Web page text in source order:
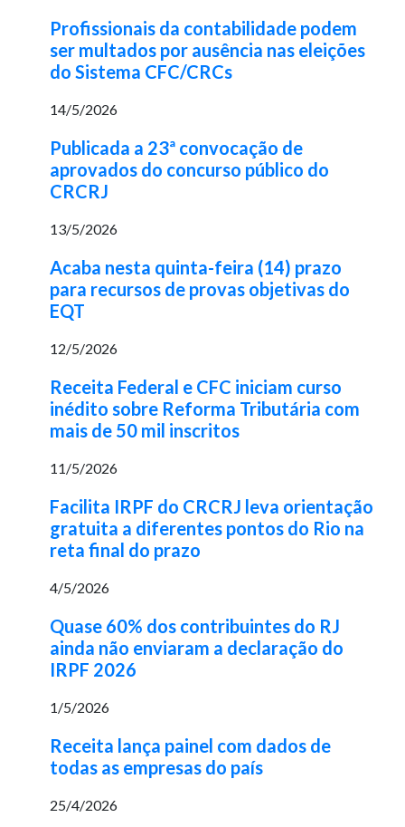
Profissionais da contabilidade podem
ser multados por ausência nas eleições
do Sistema CFC/CRCs
14/5/2026
Publicada a 23ª convocação de
aprovados do concurso público do
CRCRJ
13/5/2026
Acaba nesta quinta-feira (14) prazo
para recursos de provas objetivas do
EQT
12/5/2026
Receita Federal e CFC iniciam curso
inédito sobre Reforma Tributária com
mais de 50 mil inscritos
11/5/2026
Facilita IRPF do CRCRJ leva orientação
gratuita a diferentes pontos do Rio na
reta final do prazo
4/5/2026
Quase 60% dos contribuintes do RJ
ainda não enviaram a declaração do
IRPF 2026
1/5/2026
Receita lança painel com dados de
todas as empresas do país
25/4/2026